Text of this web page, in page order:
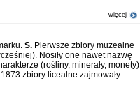
więcej
S. Pierwsze zbiory muzealne
Nosiły one nawet nazwę
(rośliny, minerały, monety)
zbiory licealne zajmowały